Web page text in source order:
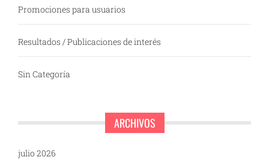
Promociones para usuarios
Resultados / Publicaciones de interés
Sin Categoría
ARCHIVOS
julio 2026